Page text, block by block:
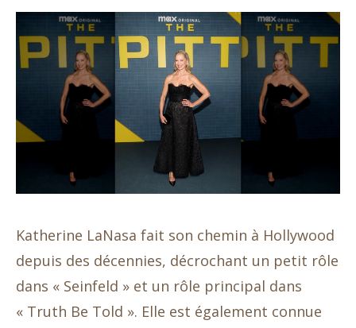
Katherine LaNasa fait son chemin à Hollywood
depuis des décennies, décrochant un petit rôle
dans « Seinfeld » et un rôle principal dans
« Truth Be Told ». Elle est également connue